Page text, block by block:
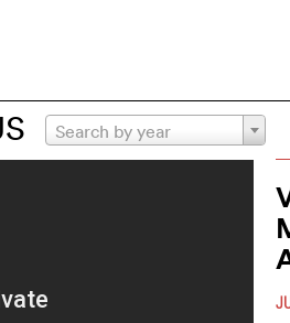
Search by year